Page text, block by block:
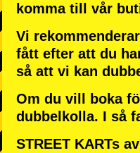
komma till vår
Vi
fått efter att du
så att vi kan
Om du vill boka
dubbelkolla. I så
STREET KARTs